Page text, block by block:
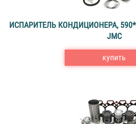
ИСПАРИТЕЛЬ КОНДИЦИОНЕРА,
JMC
купить